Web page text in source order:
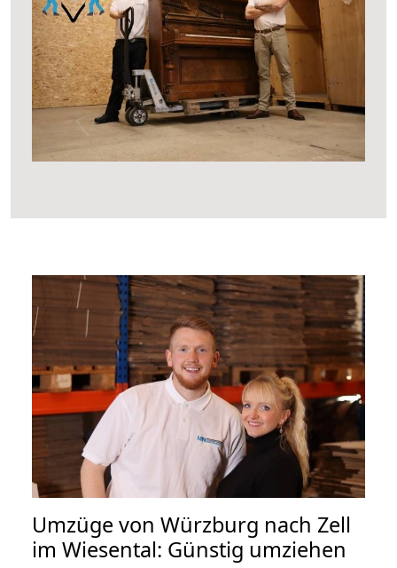
Umzüge von Würzburg nach Zell
im Wiesental: Günstig umziehen